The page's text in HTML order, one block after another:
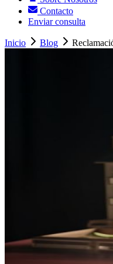
Contacto
Enviar consulta
Inicio Blog